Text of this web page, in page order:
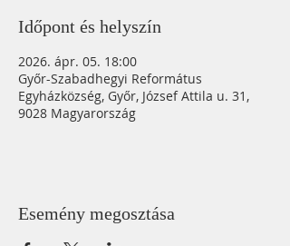
Időpont és helyszín
2026. ápr. 05. 18:00
Győr-Szabadhegyi Református
Egyházközség, Győr, József Attila u. 31,
9028 Magyarország
Esemény megosztása